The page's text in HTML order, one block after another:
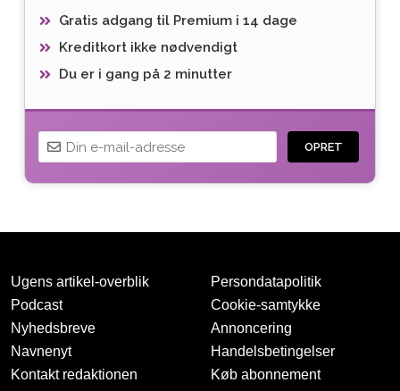
Gratis adgang til Premium i 14 dage
Kreditkort ikke nødvendigt
Du er i gang på 2 minutter
OPRET
Tak for oprettelsen
Ugens artikel-overblik
Podcast
Nyhedsbreve
Navnenyt
Kontakt redaktionen
Persondatapolitik
Cookie-samtykke
Annoncering
Handelsbetingelser
Køb abonnement